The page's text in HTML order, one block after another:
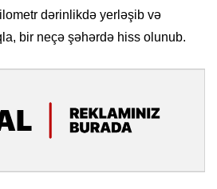
dərinlikdə yerləşib və
bir neçə şəhərdə hiss olunub.